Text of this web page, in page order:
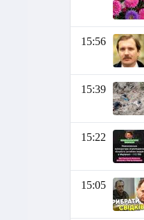
15:56
15:39
15:22
15:05